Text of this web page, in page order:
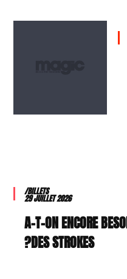
/BILLETS
29 JUILLET 2026
A-T-ON ENCORE
DES STROKES?